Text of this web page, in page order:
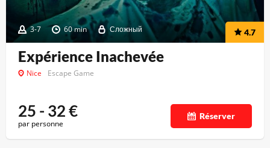
3-7 60 min Сложный 4.7
Expérience Inachevée
Nice Escape Game
25 - 32€
par personne
Réserver